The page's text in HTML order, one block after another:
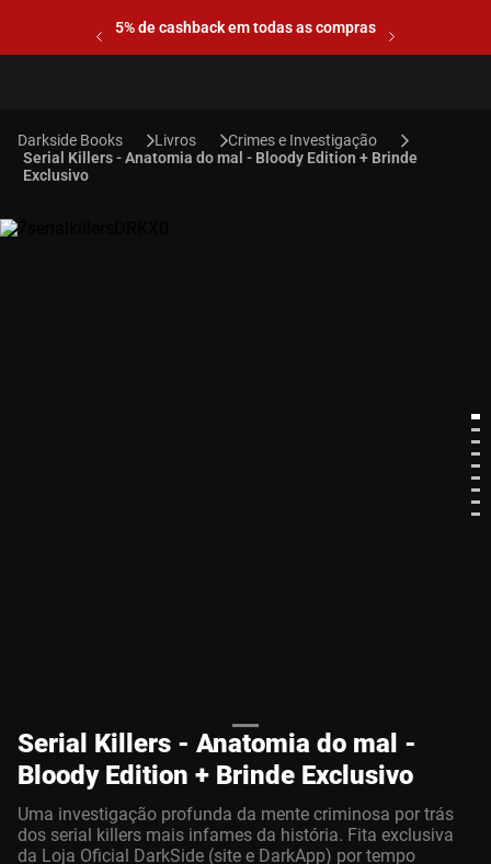
5% de cashback em todas as compras
Livros
Crimes e Investigação
Serial Killers - Anatomia do mal - Bloody Edition + Brinde
Exclusivo
Serial Killers - Anatomia do mal -
Bloody Edition + Brinde Exclusivo
Uma investigação profunda da mente criminosa por trás
dos serial killers mais infames da história. Fita exclusiva
da Loja Oficial DarkSide (site e DarkApp) por tempo